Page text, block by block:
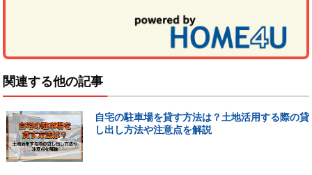
関連する他の記事
自宅の駐車場を貸す方法は？土地活用する際の貸
し出し方法や注意点を解説